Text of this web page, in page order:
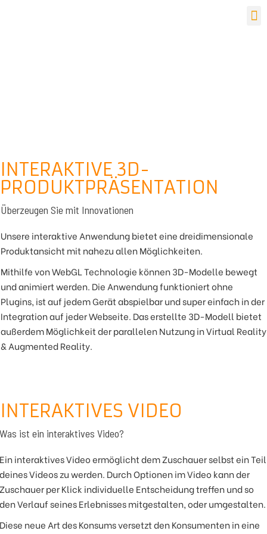
INTERAKTIVE 3D-
PRODUKTPRÄSENTATION
Überzeugen Sie mit Innovationen
Unsere interaktive Anwendung bietet eine dreidimensionale
Produktansicht mit nahezu allen Möglichkeiten.
Mithilfe von WebGL Technologie können 3D-Modelle bewegt
und animiert werden. Die Anwendung funktioniert ohne
Plugins, ist auf jedem Gerät abspielbar und super einfach in der
Integration auf jeder Webseite. Das erstellte 3D-Modell bietet
außerdem Möglichkeit der parallelen Nutzung in Virtual Reality
& Augmented Reality.
INTERAKTIVES VIDEO
Was ist ein interaktives Video?
Ein interaktives Video ermöglicht dem Zuschauer selbst ein Teil
deines Videos zu werden. Durch Optionen im Video kann der
Zuschauer per Klick individuelle Entscheidung treffen und so
den Verlauf seines Erlebnisses mitgestalten, oder umgestalten.
Diese neue Art des Konsums versetzt den Konsumenten in eine